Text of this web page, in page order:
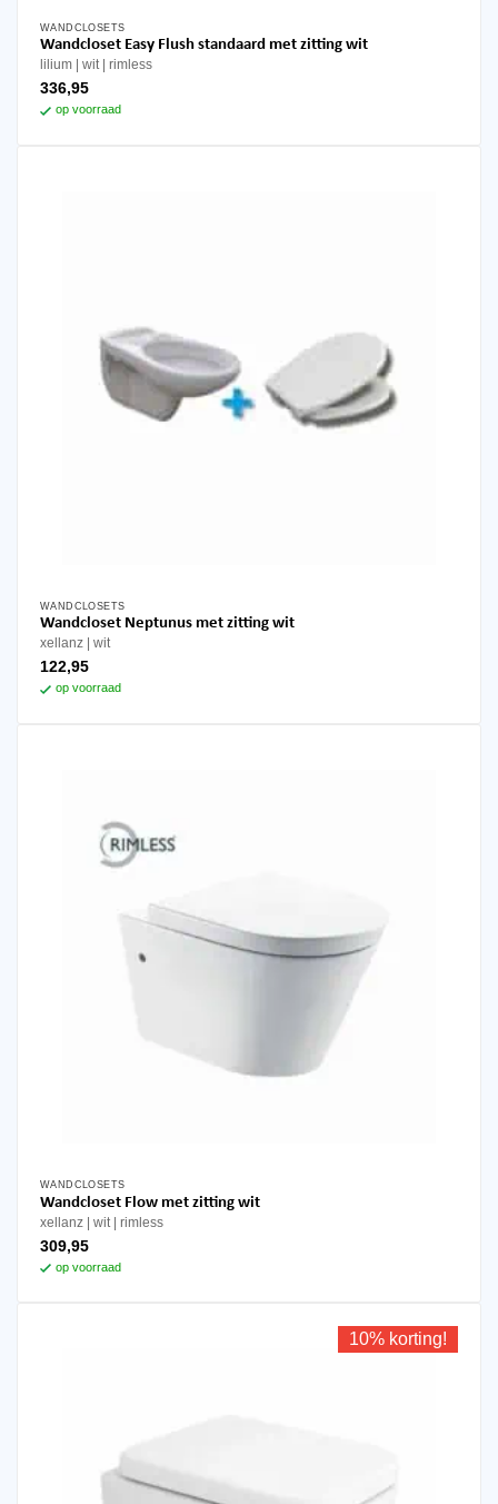
WANDCLOSETS
Wandcloset Easy Flush standaard met zitting wit
lilium wit rimless
336,95
op voorraad
WANDCLOSETS
Wandcloset Neptunus met zitting wit
xellanz wit
122,95
op voorraad
WANDCLOSETS
Wandcloset Flow met zitting wit
xellanz wit rimless
309,95
op voorraad
10% korting!